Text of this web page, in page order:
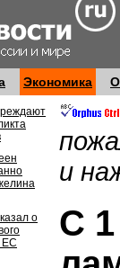
Экономика
о
ЕС
и
С